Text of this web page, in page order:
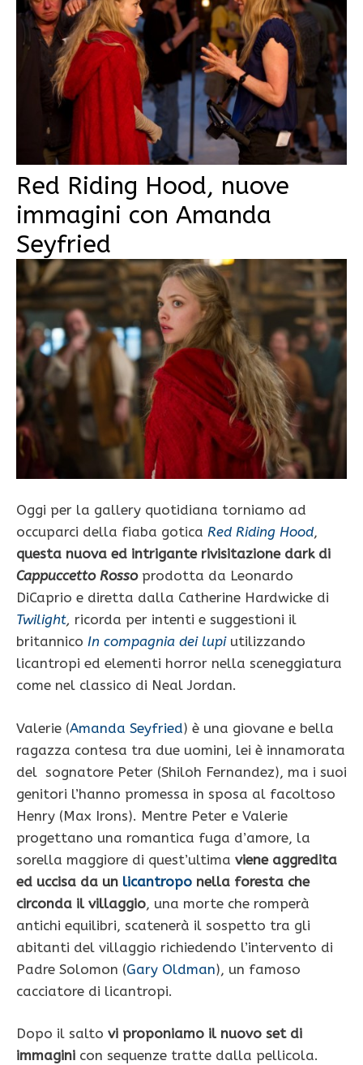
Red Riding Hood, nuove
immagini con Amanda
Seyfried
Oggi per la gallery quotidiana torniamo ad
occuparci della fiaba gotica Red Riding Hood,
questa nuova ed intrigante rivisitazione dark di
Cappuccetto Rossoprodotta da Leonardo
DiCaprio e diretta dalla Catherine Hardwicke di
Twilight, ricorda per intenti e suggestioni il
britannico In compagnia dei lupiutilizzando
licantropi ed elementi horror nella sceneggiatura
come nel classico di Neal Jordan.
Valerie (Amanda Seyfried) è una giovane e bella
ragazza contesa tra due uomini, lei è innamorata
del sognatore Peter (Shiloh Fernandez), ma i suoi
genitori l’hanno promessa in sposa al facoltoso
Henry (Max Irons). Mentre Peter e Valerie
progettano una romantica fuga d’amore, la
sorella maggiore di quest’ultima viene aggredita
ed uccisa da un licantropo nella foresta che
circonda il villaggio, una morte che romperà
antichi equilibri, scatenerà il sospetto tra gli
abitanti del villaggio richiedendo l’intervento di
Padre Solomon (Gary Oldman), un famoso
cacciatore di licantropi.
Dopo il salto vi proponiamo il nuovo set di
immagini con sequenze tratte dalla pellicola.